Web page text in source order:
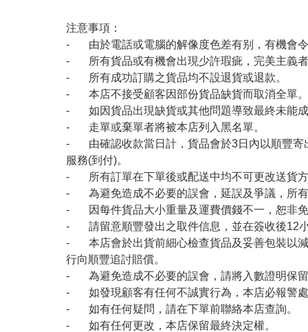
注意事項：
- 由於電話或電腦的解像度色差有别，有機會令
- 所有貨品或有機會出現少許瑕疵，完美主義
- 所有成功訂購之貨品均不設退貨或退款。
- 本店不接受顧客因部份貨品缺貨而取消全單。
- 如因貨品出現缺貨或其他問題導致最終未能成
- 走單或棄單者將被本店列入黑名單。
- 由確認收款當日計，貨品會於3日內以順豐寄
服務(到付)。
- 所有訂單在下單後或配送中均不可更改送貨方
- 為避免造成不必要的誤會，延誤及爭議，所
- 因每件貨品大小重量及運費價錢不一，恕非免
- 請留意順豐發出之取件信息，並在簽收後12
- 本店會於出貨前細心檢查貨品及妥善包裝以減
行向順豐追討賠償。
- 為避免造成不必要的誤會，請將入數證明保留
- 如發現顧客有任何不誠實行為，本店必報警
- 如有任何疑問，請在下單前聯絡本店查詢。
- 如有任何更改，本店保留最終決定權。